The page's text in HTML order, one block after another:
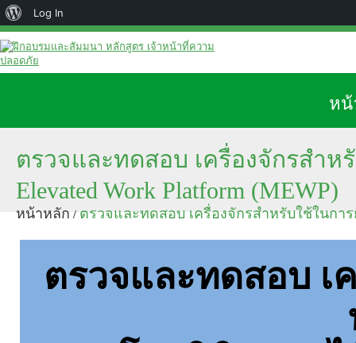
ห
ตรวจและทดสอบ เครื่องจักรสำ
Elevated Work Platform (MEWP)
หน้าหลัก / ตรวจและทดสอบ เครื่องจักรสำหรับใช้ในการ
ตรวจและทดสอบ
Log In